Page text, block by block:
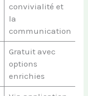
convivialité et
la
communication
Gratuit avec
options
enrichies